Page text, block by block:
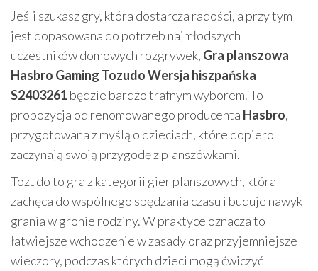
Jeśli szukasz gry, która dostarcza radości, a przy tym
jest dopasowana do potrzeb najmłodszych
uczestników domowych rozgrywek, Gra planszowa
Hasbro Gaming Tozudo Wersja hiszpańska
S2403261 będzie bardzo trafnym wyborem. To
propozycja od renomowanego producenta Hasbro,
przygotowana z myślą o dzieciach, które dopiero
zaczynają swoją przygodę z planszówkami.
Tozudo to gra z kategorii gier planszowych, która
zachęca do wspólnego spędzania czasu i buduje nawyk
grania w gronie rodziny. W praktyce oznacza to
łatwiejsze wchodzenie w zasady oraz przyjemniejsze
wieczory, podczas których dzieci mogą ćwiczyć